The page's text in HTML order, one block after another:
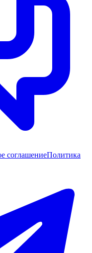
соглашениеПолитика